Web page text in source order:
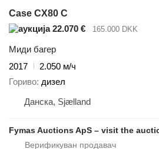
Case CX80 C
22.070 €
165.000 DKK
Миди багер
2017
2.050 м/ч
Гориво дизел
Данска, Sjælland